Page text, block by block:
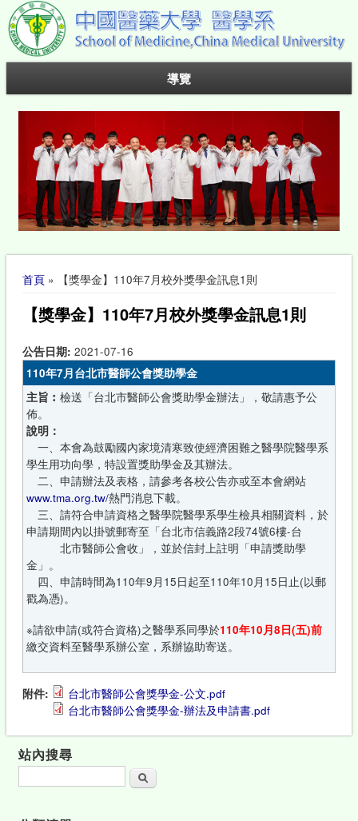
導覽
您在這裡
首頁» 【獎學金】110年7月校外獎學金訊息1則
【獎學金】110年7月校外獎學金訊息1則
公告日期: 2021-07-16
110年7月台北市醫師公會獎助學金
主旨︰ 檢送「台北市醫師公會獎助學金辦法」，敬請惠予公
佈。
說明：
一、本會為鼓勵國內家境清寒致使經濟困難之醫學院醫學系
學生用功向學，特設置獎助學金及其辦法。
二、申請辦法及表格，請參考各校公告亦或至本會網站
www.tma.org.tw/熱門消息下載。
三、請符合申請資格之醫學院醫學系學生檢具相關資料，於
申請期間內以掛號郵寄至「台北市信義路2段74號6樓-台
北市醫師公會收」，並於信封上註明「申請獎助學
金」。
四、申請時間為110年9月15日起至110年10月15日止(以郵
戳為憑)。
※請欲申請(或符合資格)之醫學系同學於110年10月8日(五)前
繳交資料至醫學系辦公室，系辦協助寄送。
附件:
台北市醫師公會獎學金-公文.pdf
台北市醫師公會獎學金-辦法及申請書.pdf
站內搜尋
搜尋